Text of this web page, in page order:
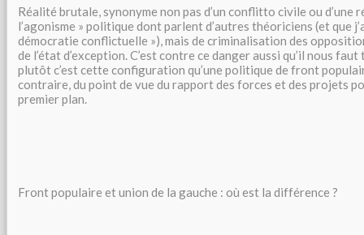
Réalité brutale, synonyme non pas d’un conflitto civile ou d’une
l’agonisme » politique dont parlent d’autres théoriciens (et que
démocratie conflictuelle »), mais de criminalisation des
de l’état d’exception. C’est contre ce danger aussi qu’il nous
plutôt c’est cette configuration qu’une politique de front
contraire, du point de vue du rapport des forces et des projets
premier plan.
Front populaire et union de la gauche : où est la différence ?